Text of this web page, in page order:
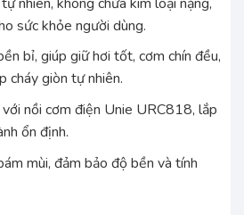
sức khỏe người dùng.
bỉ, giúp giữ hơi tốt, cơm chín đều,
cháy giòn tự nhiên.
nồi cơm điện Unie URC818, lắp
ổn định.
mùi, đảm bảo độ bền và tính